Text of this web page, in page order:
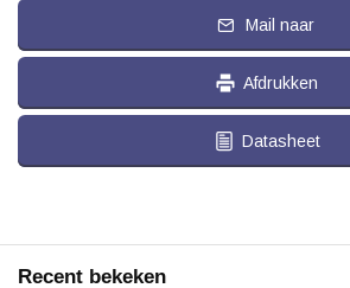
Mail naar
Afdrukken
Datasheet
Recent bekeken